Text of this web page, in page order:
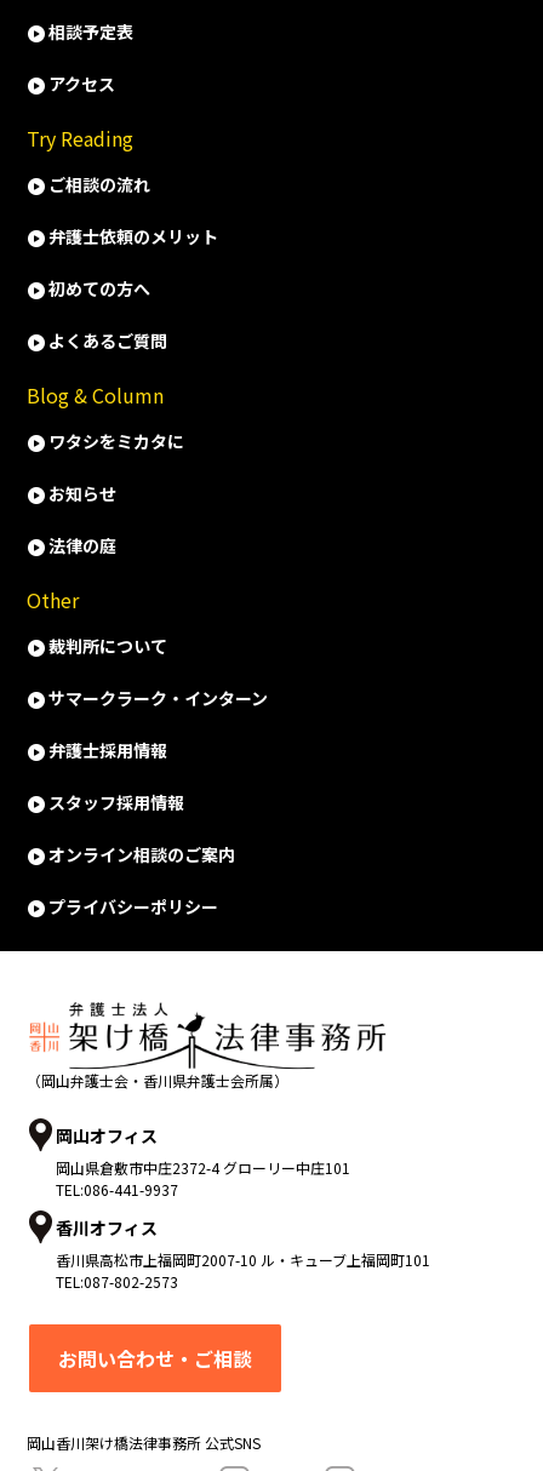
相談予定表
アクセス
Try Reading
ご相談の流れ
弁護士依頼のメリット
初めての方へ
よくあるご質問
Blog & Column
ワタシをミカタに
お知らせ
法律の庭
Other
裁判所について
サマークラーク・インターン
弁護士採用情報
スタッフ採用情報
オンライン相談のご案内
プライバシーポリシー
（岡山弁護士会・香川県弁護士会所属）
岡山オフィス
岡山県倉敷市中庄2372-4 グローリー中庄101
TEL:086-441-9937
香川オフィス
香川県高松市 上福岡町2007-10 ル・キューブ上福岡町101
TEL:087-802-2573
お問い合わせ・ご相談
岡山香川架け橋法律事務所 公式SNS